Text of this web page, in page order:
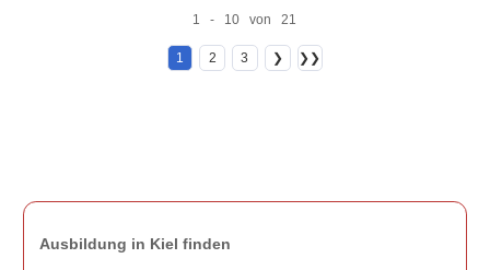
1 - 10 von 21
1 2 3 ❯ ❯❯
Ausbildung in Kiel finden